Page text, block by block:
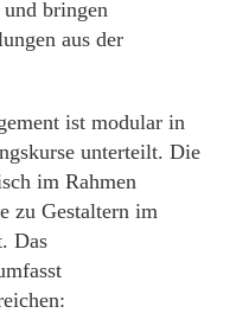
bringen
aus der
ist modular in
unterteilt. Die
im Rahmen
zu Gestaltern im
Das